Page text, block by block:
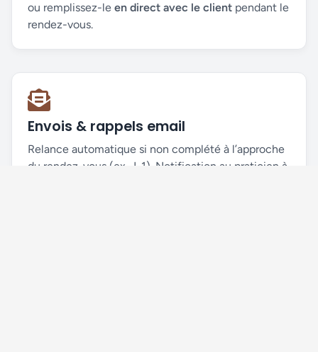
ou remplissez-le en direct avec le client pendant le
rendez-vous.
Envois & rappels email
Relance automatique si non complété à l’approche
du rendez-vous (ex. J-1). Notification au praticien à